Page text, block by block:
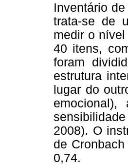
Inventário
trata-se de
medir o
40 itens,
foram
estrutura
lugar do
2008). O
de
0,74.